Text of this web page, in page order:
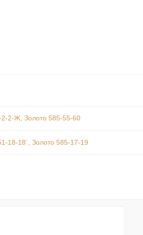
2-Ж, Золото 585-55-60
18-18`, Золото 585-17-19